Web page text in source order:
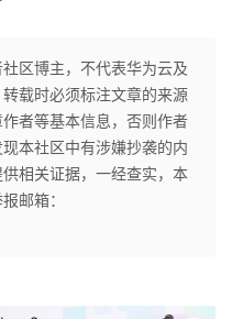
区博主，不代表华为云及
载时必须标注文章的来源
作者等基本信息，否则作者
本社区中有涉嫌抄袭的内
相关证据，一经查实，本
邮箱：